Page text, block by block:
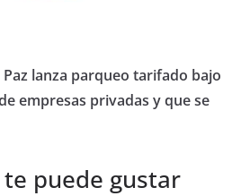
lanza parqueo tarifado bajo
empresas privadas y que se
puede gustar